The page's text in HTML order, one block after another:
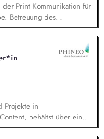
Print Kommunikation für
Betreuung des
der Spendenmagazine
Kommunikation innerhalb
von Content für die
mit dem Team
und Prüfung von
und Medien.
Projekte in
behältst über ein
den Erfolg unserer